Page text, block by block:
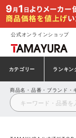
公式オンラインショップ
カテゴリー
安全靴・作業
ランキン
安全靴ランキング
安全靴スニーカー
アシックス
プーマ
建設・建築作業服
製造・工場作業服
商品名・品番・ブランド・